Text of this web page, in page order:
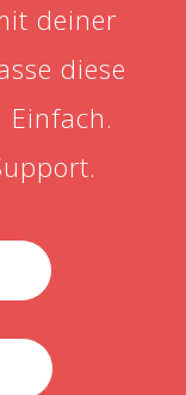
deiner
diese
Einfach.